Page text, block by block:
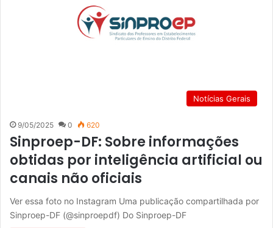
Notícias Gerais
9/05/2025 0 620
Sinproep-DF: Sobre informações
obtidas por inteligência artificial ou
canais não oficiais
Ver essa foto no Instagram Uma publicação compartilhada por
Sinproep-DF (@sinproepdf) Do Sinproep-DF